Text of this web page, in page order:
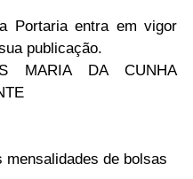
Portaria entra em vigor
publicação.
MARIA DA CUNHA
mensalidades de bolsas